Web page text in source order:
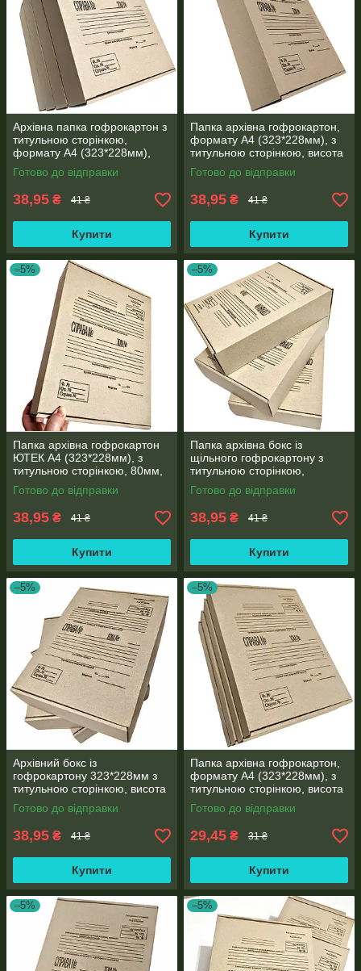
Архівна папка гофрокартон з
титульною сторінкою,
формату А4 (323*228мм),
корінець 80 мм
Готово до відправки
38,95 ₴ 41 ₴
Купити
Папка архівна гофрокартон,
формату А4 (323*228мм), з
титульною сторінкою, висота
корінця 80мм
Готово до відправки
38,95 ₴ 41 ₴
Купити
–5%
Папка архівна гофрокартон
ЮТЕК А4 (323*228мм), з
титульною сторінкою, 80мм,
місткість 500 аркушів
Готово до відправки
38,95 ₴ 41 ₴
Купити
–5%
Папка архівна бокс із
щільного гофрокартону з
титульною сторінкою,
формату А4 (323*228мм),
корінець 80 мм
Готово до відправки
38,95 ₴ 41 ₴
Купити
–5%
Архівний бокс із
гофрокартону 323*228мм з
титульною сторінкою, висота
корінця 80мм
Готово до відправки
38,95 ₴ 41 ₴
Купити
–5%
Папка архівна гофрокартон,
формату А4 (323*228мм), з
титульною сторінкою, висота
корінця 40мм
Готово до відправки
29,45 ₴ 31 ₴
Купити
–5% –5%